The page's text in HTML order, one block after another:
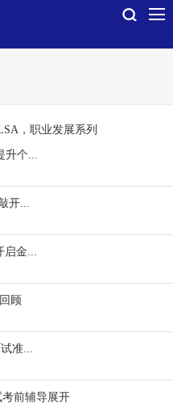
升个...
开...
启金...
顾
准...
前辅导展开